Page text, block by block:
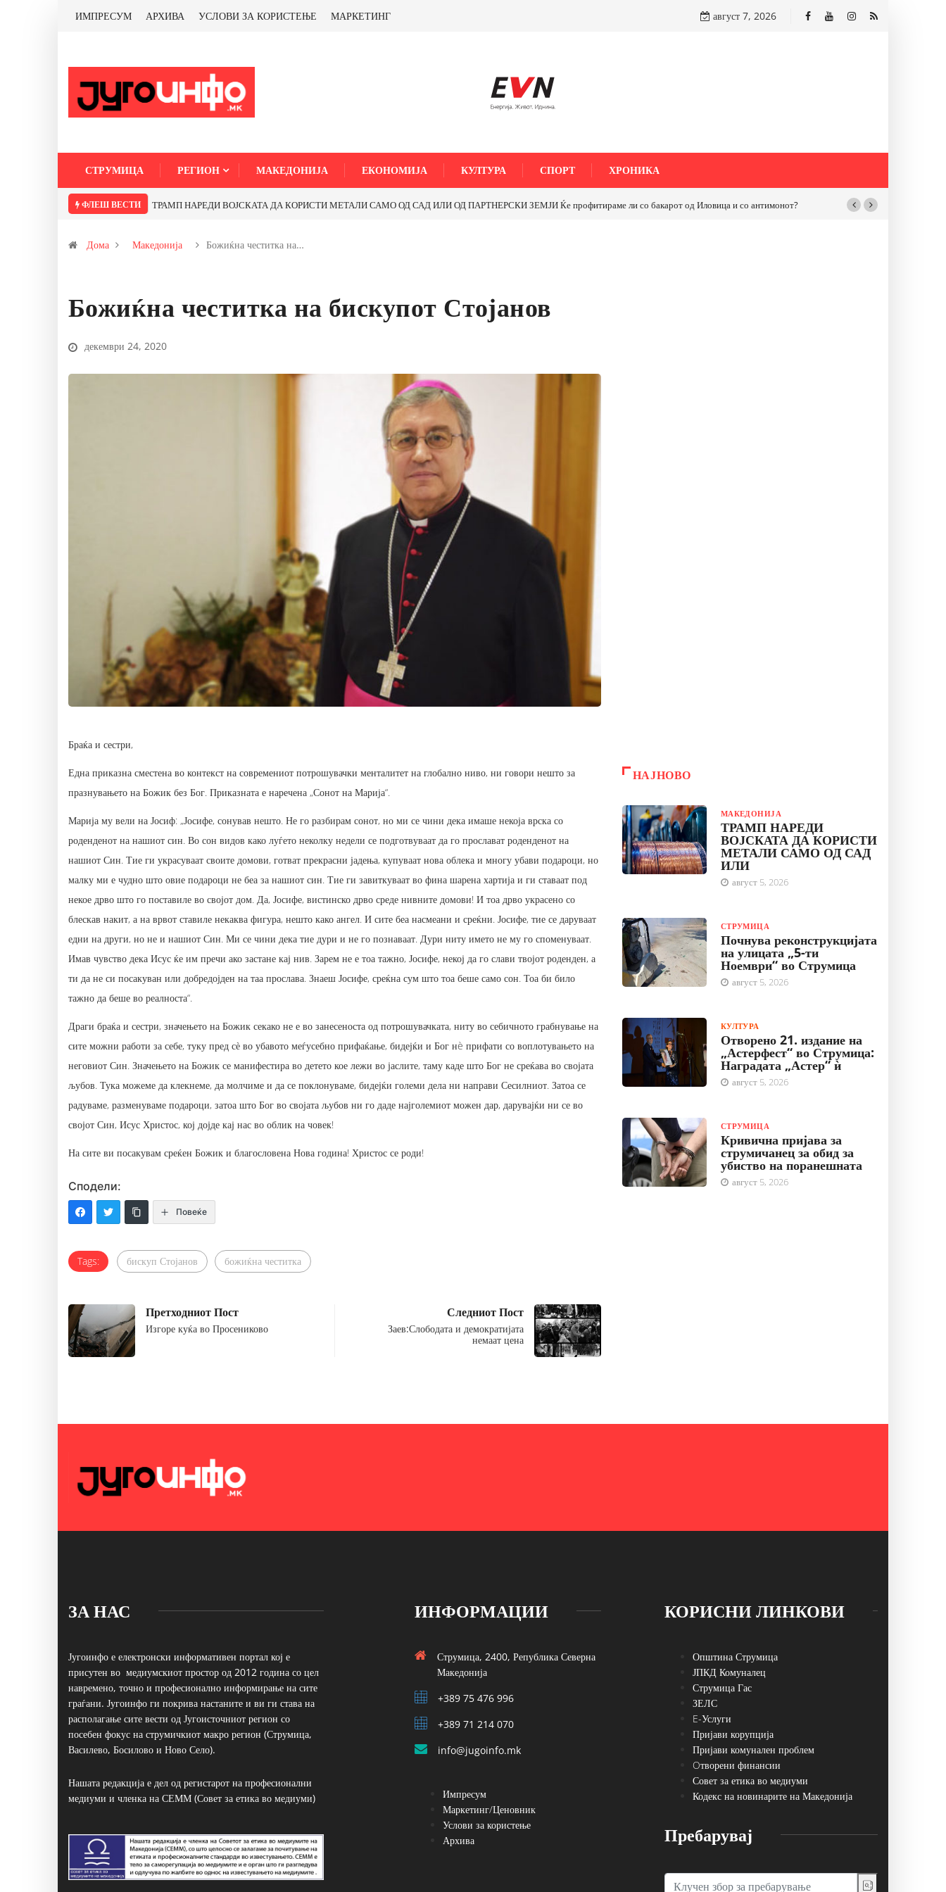
ИМПРЕСУМ АРХИВА УСЛОВИ ЗА КОРИСТЕЊЕ МАРКЕТИНГ август 7, 2026
СТРУМИЦА РЕГИОН МАКЕДОНИЈА ЕКОНОМИЈА КУЛТУРА СПОРТ ХРОНИКА
ФЛЕШ ВЕСТИ
ТРАМП НАРЕДИ ВОЈСКАТА ДА КОРИСТИ МЕТАЛИ САМО ОД САД ИЛИ ОД ПАРТНЕРСКИ ЗЕМЈИ Ќе профитираме ли со бакарот од Иловица и со антимонот?Почнува реконструкцијата на улицата „5-ти Ноември“ во
Дома Македонија Божиќна честитка на…
Божиќна честитка на бискупот Стојанов
декември 24, 2020
Браќа и сестри,
Една приказна сместена во контекст на современиот потрошувачки менталитет на глобално ниво, ни говори нешто за
празнувањето на Божик без Бог. Приказната е наречена „Сонот на Марија“.
Марија му вели на Јосиф: „Јосифе, сонував нешто. Не го разбирам сонот, но ми се чини дека имаше некоја врска со
роденденот на нашиот син. Во сон видов како луѓето неколку недели се подготвуваат да го прослават роденденот на
нашиот Син. Тие ги украсуваат своите домови, готват прекрасни јадења, купуваат нова облека и многу убави подароци, но
малку ми е чудно што овие подароци не беа за нашиот син. Тие ги завиткуваат во фина шарена хартија и ги ставаат под
некое дрво што го поставиле во својот дом. Да, Јосифе, вистинско дрво среде нивните домови! И тоа дрво украсено со
блескав накит, а на врвот ставиле некаква фигура, нешто како ангел. И сите беа насмеани и среќни. Јосифе, тие се даруваат
едни на други, но не и нашиот Син. Ми се чини дека тие дури и не го познаваат. Дури ниту името не му го споменуваат.
Имав чувство дека Исус ќе им пречи ако застане кај нив. Зарем не е тоа тажно, Јосифе, некој да го слави твојот роденден, а
ти да не си посакуван или добредојден на таа прослава. Знаеш Јосифе, среќна сум што тоа беше само сон. Тоа би било
тажно да беше во реалноста“.
Драги браќа и сестри, значењето на Божик секако не е во занесеноста од потрошувачката, ниту во себичното грабнување на
сите можни работи за себе, туку пред сѐ во убавото меѓусебно прифаќање, бидејќи и Бог нè прифати со воплотувањето на
неговиот Син. Значењето на Божик се манифестира во детето кое лежи во јаслите, таму каде што Бог не среќава во својата
љубов. Тука можеме да клекнеме, да молчиме и да се поклонуваме, бидејќи големи дела ни направи Сесилниот. Затоа се
радуваме, разменуваме подароци, затоа што Бог во својата љубов ни го даде најголемиот можен дар, дарувајќи ни се во
својот Син, Исус Христос, кој дојде кај нас во облик на човек!
На сите ви посакувам среќен Божик и благословена Нова година! Христос се роди!
Сподели:
Повеќе
Tags: бискуп Стојанов божиќна честитка
Претходниот Пост
Изгоре куќа во Просениково
Следниот Пост
Заев:Слободата и демократијата
немаат цена
НАЈНОВО
МАКЕДОНИЈА
ТРАМП НАРЕДИ
ВОЈСКАТА ДА КОРИСТИ
МЕТАЛИ САМО ОД САД
ИЛИ
август 5, 2026
СТРУМИЦА
Почнува реконструкцијата
на улицата „5-ти
Ноември“ во Струмица
август 5, 2026
КУЛТУРА
Отворено 21. издание на
„Астерфест“ во Струмица:
Наградата „Астер“ ѝ
август 5, 2026
СТРУМИЦА
Кривична пријава за
струмичанец за обид за
убиство на поранешната
август 5, 2026
ЗА НАС
Југоинфо е електронски информативен портал кој е
присутен во медиумскиот простор од 2012 година со цел
навремено, точно и професионално информирање на сите
граѓани. Југоинфо ги покрива настаните и ви ги става на
располагање сите вести од Југоисточниот регион со
посебен фокус на струмичкиот макро регион (Струмица,
Василево, Босилово и Ново Село).
Нашата редакција е дел од регистарот на професионални
медиуми и членка на СЕММ (Совет за етика во медиуми)
ИНФОРМАЦИИ
Струмица, 2400, Република Северна
Македонија
+389 75 476 996
+389 71 214 070
info@jugoinfo.mk
Импресум
Маркетинг/Ценовник
Услови за користење
Архива
КОРИСНИ ЛИНКОВИ
Општина Струмица
ЈПКД Комуналец
Струмица Гас
ЗЕЛС
E-Услуги
Пријави корупција
Пријави комунален проблем
Oтворени финансии
Совет за етика во медиуми
Кодекс на новинарите на Македонија
Пребарувај